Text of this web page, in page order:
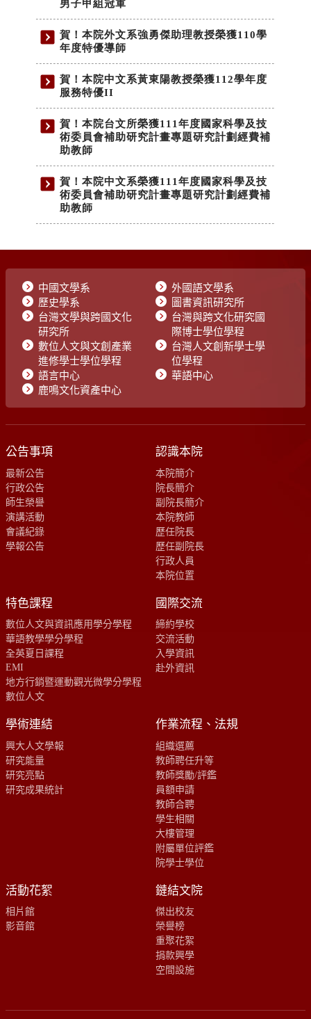
中國文學系
外國語文學系
歷史學系
圖書資訊研究所
台灣文學與跨國文化
研究所
台灣與跨文化研究國
際博士學位學程
數位人文與文創產業
進修學士學位學程
台灣人文創新學士學
位學程
語言中心
華語中心
鹿鳴文化資產中心
公告事項
最新公告
行政公告
師生榮譽
演講活動
會議紀錄
學報公告
認識本院
本院簡介
院長簡介
副院長簡介
本院教師
歷任院長
歷任副院長
行政人員
本院位置
特色課程
數位人文與資訊應用學分學程
華語教學學分學程
全英夏日課程
EMI
地方行銷暨運動觀光微學分學程
數位人文
國際交流
締約學校
交流活動
入學資訊
赴外資訊
學術連結
興大人文學報
研究能量
研究亮點
研究成果統計
作業流程、法規
組織選薦
教師聘任升等
教師獎勵/評鑑
員額申請
教師合聘
學生相關
大樓管理
附屬單位評鑑
院學士學位
活動花絮
相片館
影音館
鏈結文院
傑出校友
榮譽榜
重聚花絮
捐款興學
空間設施